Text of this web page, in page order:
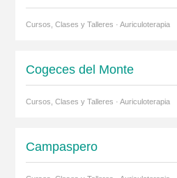
Cursos, Clases y Talleres · Auriculoterapia
Cogeces del Monte
Cursos, Clases y Talleres · Auriculoterapia
Campaspero